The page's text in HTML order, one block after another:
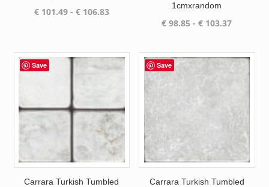
€101.49 - €106.83Prijsklasse:
€ 106.83
1cmxrandom
€ 98.85 - € 103.37
€ 103.37
Save
Carrara Turkish Tumbled
Save
Carrara Turkish Tumbled